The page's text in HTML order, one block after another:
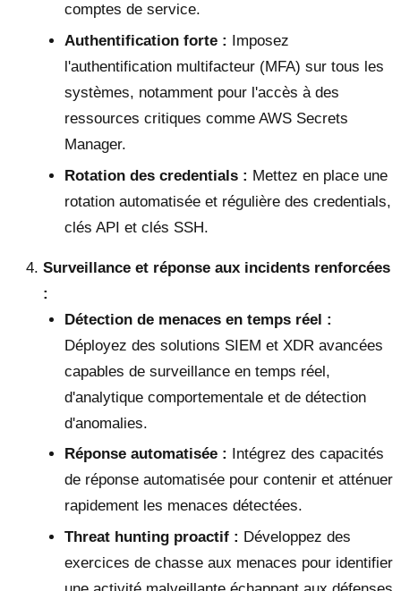
comptes de service.
Authentification forte : Imposez
l'authentification multifacteur (MFA) sur tous les
systèmes, notamment pour l'accès à des
ressources critiques comme AWS Secrets
Manager.
Rotation des credentials : Mettez en place une
rotation automatisée et régulière des credentials,
clés API et clés SSH.
Surveillance et réponse aux incidents renforcées
:
Détection de menaces en temps réel :
Déployez des solutions SIEM et XDR avancées
capables de surveillance en temps réel,
d'analytique comportementale et de détection
d'anomalies.
Réponse automatisée : Intégrez des capacités
de réponse automatisée pour contenir et atténuer
rapidement les menaces détectées.
Threat hunting proactif : Développez des
exercices de chasse aux menaces pour identifier